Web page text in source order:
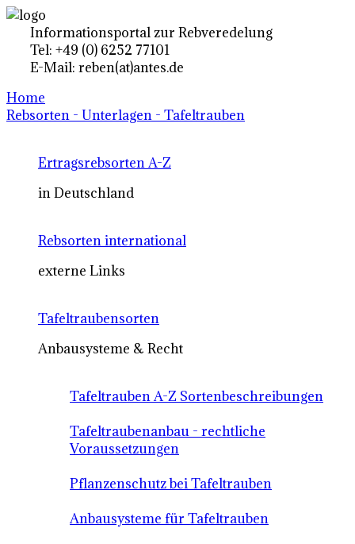
Informationsportal zur Rebveredelung
Tel: +49 (0) 6252 77101
E-Mail: reben(at)antes.de
Home
Rebsorten - Unterlagen - Tafeltrauben
Ertragsrebsorten A-Z
in Deutschland
Rebsorten international
externe Links
Tafeltraubensorten
Anbausysteme & Recht
Tafeltrauben A-Z Sortenbeschreibungen
Tafeltraubenanbau - rechtliche
Voraussetzungen
Pflanzenschutz bei Tafeltrauben
Anbausysteme für Tafeltrauben